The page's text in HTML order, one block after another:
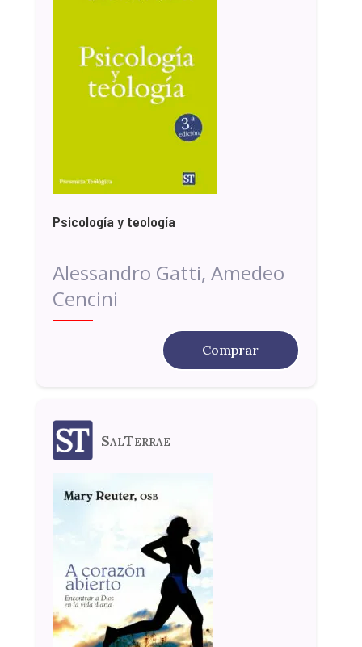
Psicología y teología
Alessandro Gatti, Amedeo
Cencini
Comprar
SalTerrae